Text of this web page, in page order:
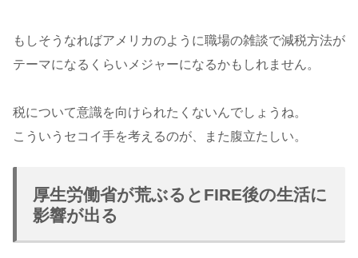
もしそうなればアメリカのように職場の雑談で減税方法が
テーマになるくらいメジャーになるかもしれません。
税について意識を向けられたくないんでしょうね。
こういうセコイ手を考えるのが、また腹立たしい。
厚生労働省が荒ぶるとFIRE後の生活に
影響が出る